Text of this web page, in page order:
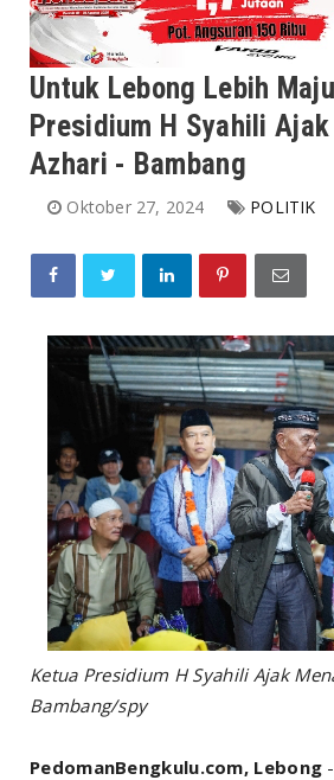
Untuk Lebong Lebih
Presidium H Syahili
Azhari - Bambang
Oktober 27, 2024 POLITIK
Ketua Presidium H Syahili Ajak
Bambang/spy
PedomanBengkulu.com, Lebong